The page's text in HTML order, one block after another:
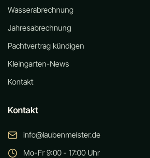
Wasserabrechnung
Jahresabrechnung
Pachtvertrag kündigen
Kleingarten-News
Kontakt
Kontakt
info@laubenmeister.de
Mo-Fr 9:00 - 17:00 Uhr